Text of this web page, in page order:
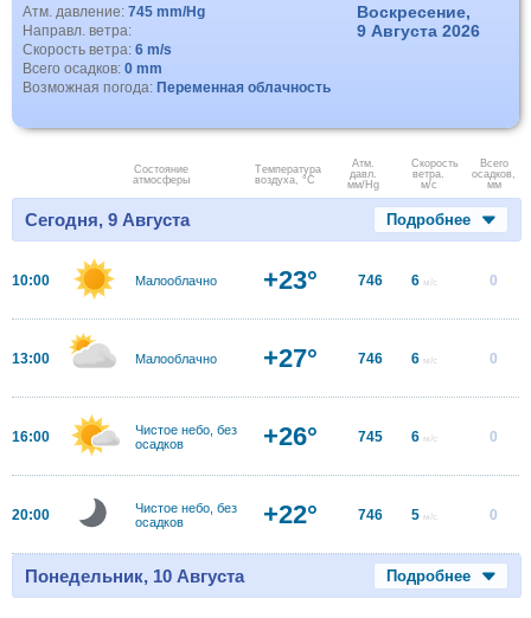
Атм. давление: 745 mm/Hg
Направл. ветра:
Скорость ветра: 6 m/s
Всего осадков: 0 mm
Возможная погода: Переменная облачность
Воскресение,
9 Августа 2026
Состояние
атмосферы
Температура
воздуха, °C
Атм.
давл.
мм/Hg
Скорость
ветра.
м/с
Всего
осадков,
мм
Сегодня, 9 Августа Подробнее
10:00 Малооблачно +23° 746 6 м/с 0
13:00 Малооблачно +27° 746 6 м/с 0
16:00
Чистое небо, без
осадков
+26° 745 6 м/с 0
20:00
Чистое небо, без
осадков
+22° 746 5 м/с 0
Понедельник, 10 Августа Подробнее